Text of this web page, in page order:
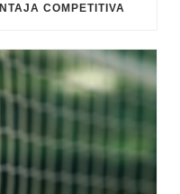
COMPETITIVA